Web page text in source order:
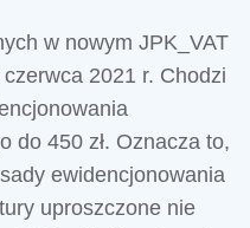
w nowym JPK_VAT
2021 r. Chodzi
do 450 zł. Oznacza to,
ewidencjonowania
uproszczone nie